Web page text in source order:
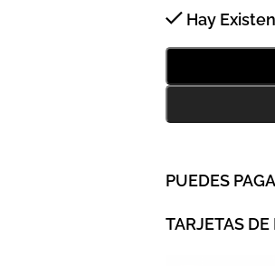
Hay
PUEDES
TARJETAS DE